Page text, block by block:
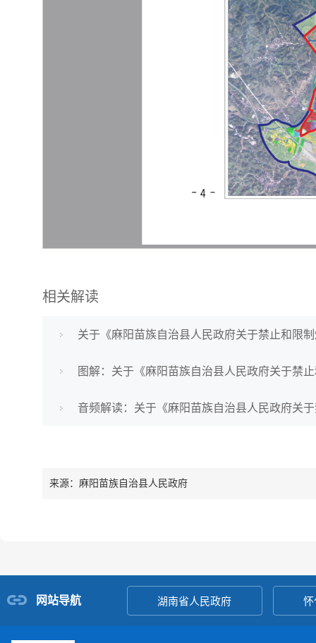
相关解读
关于《麻阳苗族自治县人民政府关于禁止和限
图解：关于《麻阳苗族自治县人民政府关于禁
音频解读：关于《麻阳苗族自治县人民政府关
来源：麻阳苗族自治县人民政府
网站导航 湖南省人民政府